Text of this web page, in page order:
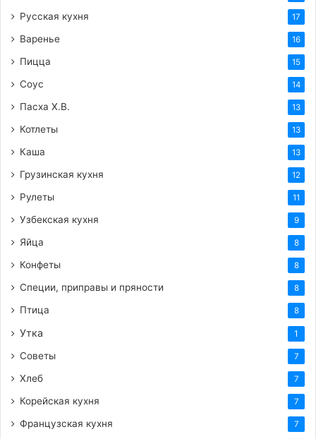
Русская кухня 17
Варенье 16
Пицца 15
Соус 14
Пасха Х.В. 13
Котлеты 13
Каша 13
Грузинская кухня 12
Рулеты 11
Узбекская кухня 9
Яйца 8
Конфеты 8
Специи, приправы и пряности 8
Птица 8
Утка 1
Советы 7
Хлеб 7
Корейская кухня 7
Французская кухня 7